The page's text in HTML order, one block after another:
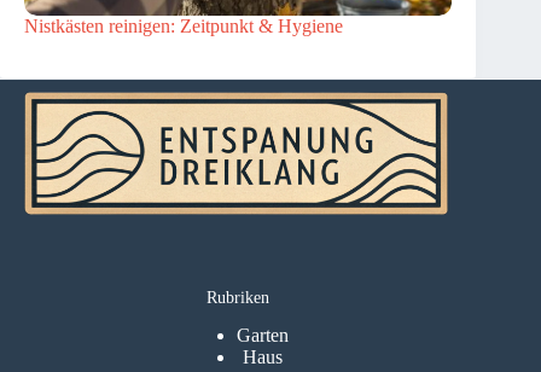
Nistkästen reinigen: Zeitpunkt & Hygiene
Rubriken
Garten
Haus